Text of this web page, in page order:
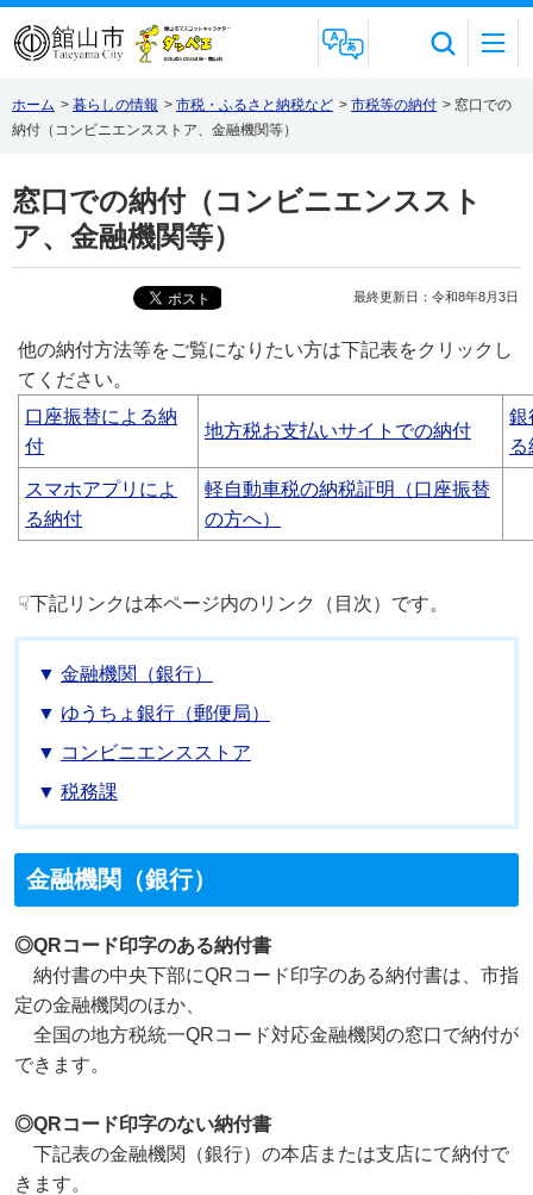
Foreign Language
ホーム > 暮らしの情報 > 市税・ふるさと納税など > 市税等の納付 > 窓口での
納付（コンビニエンスストア、金融機関等）
窓口での納付（コンビニエンススト
ア、金融機関等）
最終更新日：令和8年8月3日
他の納付方法等をご覧になりたい方は下記表をクリックし
てください。
口座振替による納
付
地方税お支払いサイトでの納付
銀
スマホアプリによ
る納付
軽自動車税の納税証明（口座振替
の方へ）
☟下記リンクは本ページ内のリンク（目次）です。
金融機関（銀行）
ゆうちょ銀行（郵便局）
コンビニエンスストア
税務課
金融機関（銀行）
◎QRコード印字のある納付書
納付書の中央下部にQRコード印字のある納付書は、市指
定の金融機関のほか、
全国の地方税統一QRコード対応金融機関の窓口で納付が
できます。
◎QRコード印字のない納付書
下記表の金融機関（銀行）の本店または支店にて納付で
きます。